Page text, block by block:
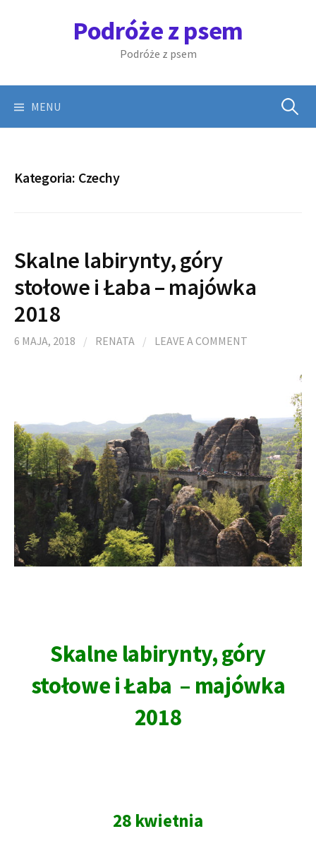
Podróże z psem
Podróże z psem
MENU Szukaj:
Kategoria: Czechy
Skalne labirynty, góry
stołowe i Łaba – majówka
2018
6 MAJA, 2018 / RENATA / LEAVE A COMMENT
Skalne labirynty, góry
stołowe i Łaba – majówka
2018
28 kwietnia